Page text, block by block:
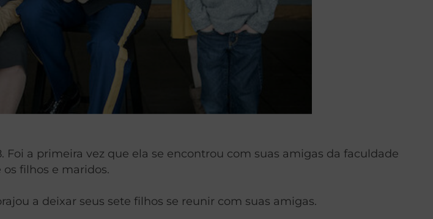
a primeira vez que ela se encontrou com suas amigas da faculdade
filhos e maridos.
a deixar seus sete filhos se reunir com suas amigas.